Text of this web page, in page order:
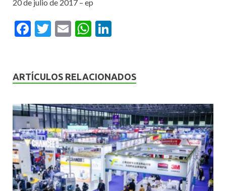
20 de julio de 2017 – ep
F
b
o
k
T
er
E
l
W
s
p
p
dI
ARTÍCULOS RELACIONADOS